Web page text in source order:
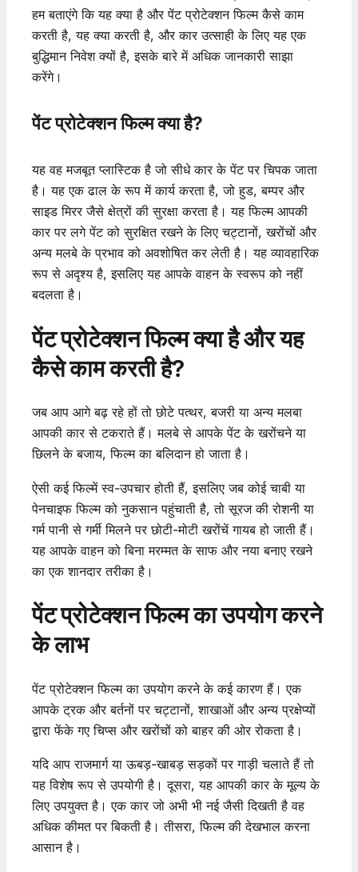
हम बताएंगे कि यह क्या है और पेंट प्रोटेक्शन फिल्म कैसे काम
करती है, यह क्या करती है, और कार उत्साही के लिए यह एक
बुद्धिमान निवेश क्यों है, इसके बारे में अधिक जानकारी साझा
करेंगे।
पेंट प्रोटेक्शन फिल्म क्या है?
यह वह मजबूत प्लास्टिक है जो सीधे कार के पेंट पर चिपक जाता
है। यह एक ढाल के रूप में कार्य करता है, जो हुड, बम्पर और
साइड मिरर जैसे क्षेत्रों की सुरक्षा करता है। यह फिल्म आपकी
कार पर लगे पेंट को सुरक्षित रखने के लिए चट्टानों, खरोंचों और
अन्य मलबे के प्रभाव को अवशोषित कर लेती है। यह व्यावहारिक
रूप से अदृश्य है, इसलिए यह आपके वाहन के स्वरूप को नहीं
बदलता है।
पेंट प्रोटेक्शन फिल्म क्या है और यह
कैसे काम करती है?
जब आप आगे बढ़ रहे हों तो छोटे पत्थर, बजरी या अन्य मलबा
आपकी कार से टकराते हैं। मलबे से आपके पेंट के खरोंचने या
छिलने के बजाय, फिल्म का बलिदान हो जाता है।
ऐसी कई फिल्में स्व-उपचार होती हैं, इसलिए जब कोई चाबी या
पेनचाइफ फिल्म को नुकसान पहुंचाती है, तो सूरज की रोशनी या
गर्म पानी से गर्मी मिलने पर छोटी-मोटी खरोंचें गायब हो जाती हैं।
यह आपके वाहन को बिना मरम्मत के साफ और नया बनाए रखने
का एक शानदार तरीका है।
पेंट प्रोटेक्शन फिल्म का उपयोग करने
के लाभ
पेंट प्रोटेक्शन फिल्म का उपयोग करने के कई कारण हैं। एक
आपके ट्रक और बर्तनों पर चट्टानों, शाखाओं और अन्य प्रक्षेप्यों
द्वारा फेंके गए चिप्स और खरोंचों को बाहर की ओर रोकता है।
यदि आप राजमार्ग या ऊबड़-खाबड़ सड़कों पर गाड़ी चलाते हैं तो
यह विशेष रूप से उपयोगी है। दूसरा, यह आपकी कार के मूल्य के
लिए उपयुक्त है। एक कार जो अभी भी नई जैसी दिखती है वह
अधिक कीमत पर बिकती है। तीसरा, फिल्म की देखभाल करना
आसान है।